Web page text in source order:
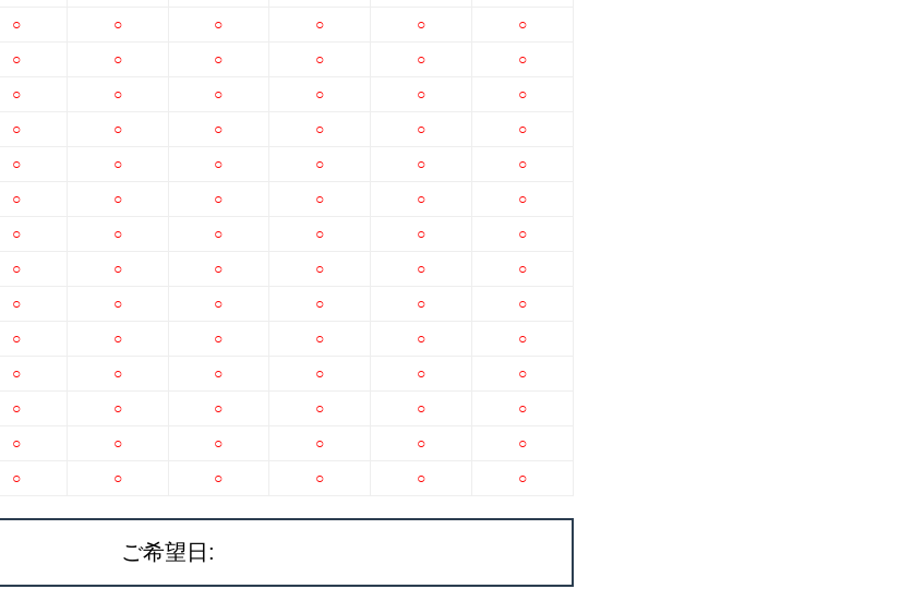
○
○
○
○
○
○
○
○
○
○
○
○
○
○
○
○
○
○
○
○
○
○
○
○
○
○
○
○
○
○
○
○
○
○
○
○
○
○
○
○
○
○
○
○
○
○
○
○
○
○
○
○
○
○
○
○
○
○
○
○
○
○
○
○
○
○
○
○
○
○
○
○
○
○
○
○
○
○
○
○
○
○
○
○
ご希望日: